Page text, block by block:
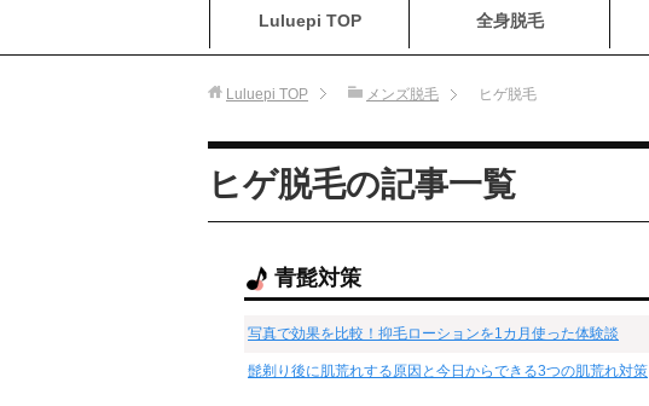
Luluepi TOP 全身脱毛
Luluepi TOP メンズ脱毛 ヒゲ脱毛
ヒゲ脱毛の記事一覧
青髭対策
写真で効果を比較！抑毛ローションを1カ月使った体験談
髭剃り後に肌荒れする原因と今日からできる3つの肌荒れ対策